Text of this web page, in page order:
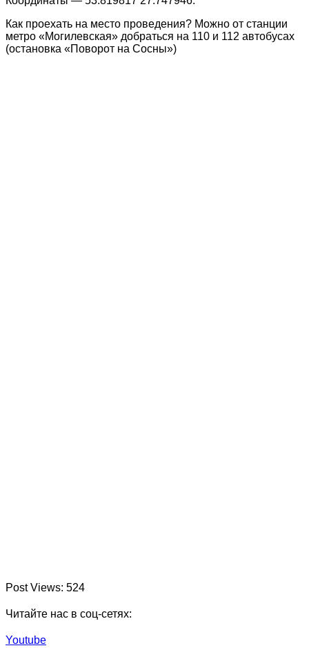
Как проехать на место проведения? Можно от станции
метро «Могилевская» добраться на 110 и 112 автобусах
(остановка «Поворот на Сосны»)
Post Views: 524
Читайте нас в соц-сетях:
Youtube